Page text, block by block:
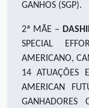
GANHOS (SGP).
2ª MÃE –
SPECIAL
AMERICANO,
14 ATUAÇÕES
AMERICAN
GANHADORES